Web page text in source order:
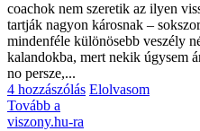
coachok nem szeretik az ilyen
tartják nagyon károsnak –
mindenféle különösebb veszély
kalandokba, mert nekik úgysem
no persze,...
4 hozzászólás Elolvasom
Tovább a
viszony.hu-ra